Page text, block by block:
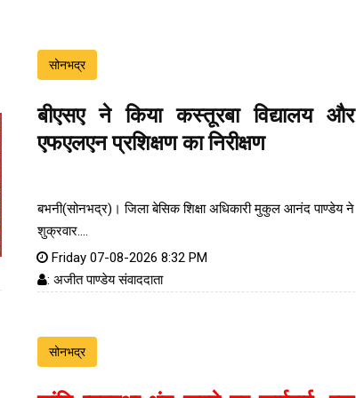
सोनभद्र
बीएसए ने किया कस्तूरबा विद्यालय और
एफएलएन प्रशिक्षण का निरीक्षण
बभनी(सोनभद्र)। जिला बेसिक शिक्षा अधिकारी मुकुल आनंद पाण्डेय ने
शुक्रवार....
Friday 07-08-2026 8:32 PM
: अजीत पाण्डेय संवाददाता
सोनभद्र